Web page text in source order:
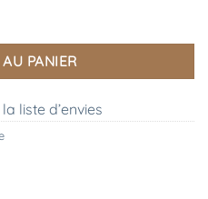
Moulin Roty
PANIER
liste d’envies